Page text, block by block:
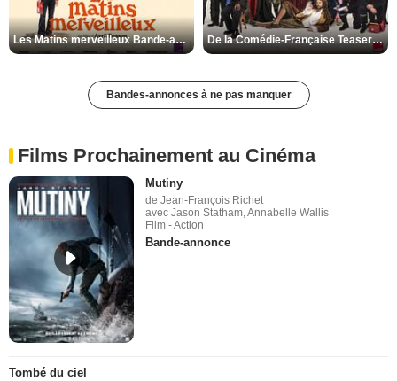
Les Matins merveilleux Bande-annonce VF De la Comédie-Française Teaser VF
Bandes-annonces à ne pas manquer
Films Prochainement au Cinéma
Mutiny
de Jean-François Richet
avec Jason Statham, Annabelle Wallis
Film - Action
Bande-annonce
Tombé du ciel